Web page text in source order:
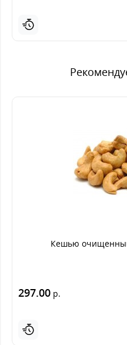
Кешью
297.00 р.